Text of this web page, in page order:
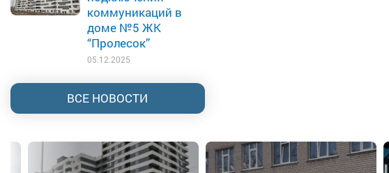
коммуникаций в
доме №5 ЖК
“Пролесок”
05.12.2025
ВСЕ НОВОСТИ